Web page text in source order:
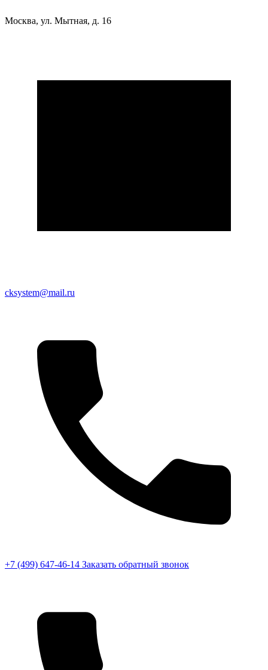
Москва, ул. Мытная, д. 16
cksystem@mail.ru
+7 (499) 647-46-14 Заказать обратный звонок